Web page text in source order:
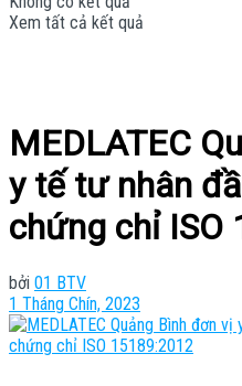
Xem tất cả kết quả
MEDLATEC
y tế tư nhân
chứng chỉ ISO
bởi 01 BTV
1 Tháng Chín, 2023